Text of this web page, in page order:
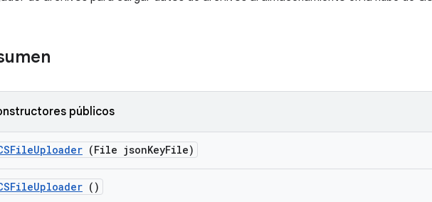
públicos
Uploader (File jsonKeyFile)
Uploader ()